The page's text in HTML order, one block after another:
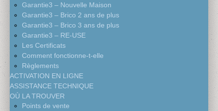
Garantie3 – Nouvelle Maison
Garantie3 – Brico 2 ans de plus
Garantie3 – Brico 3 ans de plus
Garantie3 – RE-USE
Les Certificats
Comment fonctionne-t-elle
Règlements
ACTIVATION EN LIGNE
ASSISTANCE TECHNIQUE
OÙ LA TROUVER
Points de vente